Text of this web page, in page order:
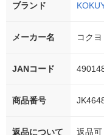
ブランド
メーカー名 コクヨ
JANコード
商品番号
返品について
返品可